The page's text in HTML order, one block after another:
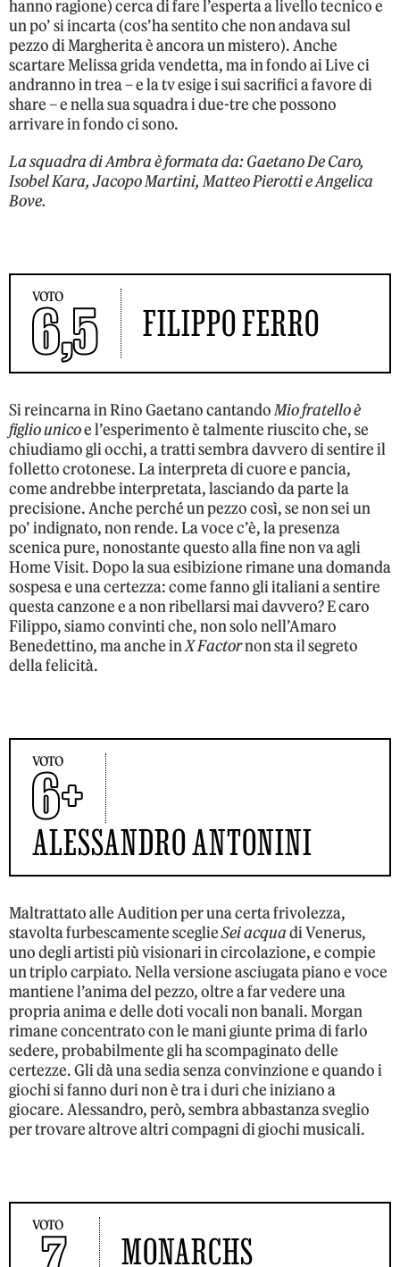
hanno ragione) cerca di fare l’esperta a livello tecnico e
un po’ si incarta (cos’ha sentito che non andava sul
pezzo di Margherita è ancora un mistero). Anche
scartare Melissa grida vendetta, ma in fondo ai Live ci
andranno in trea – e la tv esige i sui sacrifici a favore di
share – e nella sua squadra i due-tre che possono
arrivare in fondo ci sono.
La squadra di Ambra è formata da: Gaetano De Caro,
Isobel Kara, Jacopo Martini, Matteo Pierotti e Angelica
Bove.
VOTO
6,5 FILIPPO FERRO
Si reincarna in Rino Gaetano cantandoMio fratello è
figlio unicoe l’esperimento è talmente riuscito che, se
chiudiamo gli occhi, a tratti sembra davvero di sentire il
folletto crotonese. La interpreta di cuore e pancia,
come andrebbe interpretata, lasciando da parte la
precisione. Anche perché un pezzo così, se non sei un
po’ indignato, non rende. La voce c’è, la presenza
scenica pure, nonostante questo alla fine non va agli
Home Visit. Dopo la sua esibizione rimane una domanda
sospesa e una certezza: come fanno gli italiani a sentire
questa canzone e a non ribellarsi mai davvero? E caro
Filippo, siamo convinti che, non solo nell’Amaro
Benedettino, ma anche inX Factornon sta il segreto
della felicità.
VOTO
6+
ALESSANDRO ANTONINI
Maltrattato alle Audition per una certa frivolezza,
stavolta furbescamente sceglieSei acquadi Venerus,
uno degli artisti più visionari in circolazione, e compie
un triplo carpiato. Nella versione asciugata piano e voce
mantiene l’anima del pezzo, oltre a far vedere una
propria anima e delle doti vocali non banali. Morgan
rimane concentrato con le mani giunte prima di farlo
sedere, probabilmente gli ha scompaginato delle
certezze. Gli dà una sedia senza convinzione e quando i
giochi si fanno duri non è tra i duri che iniziano a
giocare. Alessandro, però, sembra abbastanza sveglio
per trovare altrove altri compagni di giochi musicali.
VOTO
MONARCHS